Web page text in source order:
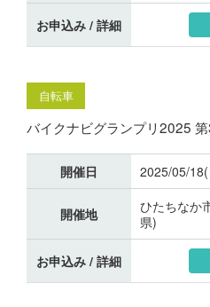
お申込み / 詳細
自転車
バイクナビグランプリ2025
開催日 2025/05/
開催地
ひたちなか
県)
お申込み / 詳細